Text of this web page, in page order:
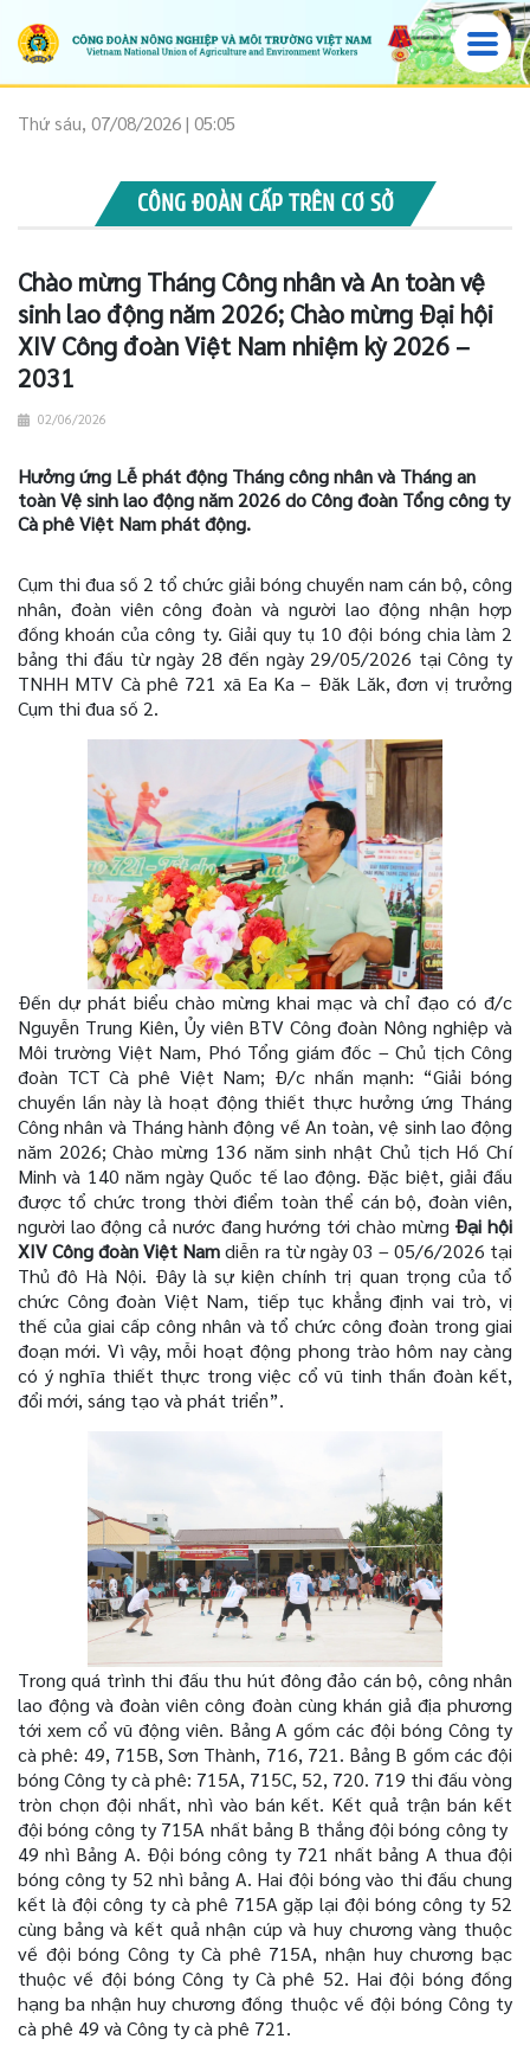
Thứ sáu, 07/08/2026 | 05:05
CÔNG ĐOÀN CẤP TRÊN CƠ SỞ
Chào mừng Tháng Công nhân và An toàn vệ
sinh lao động năm 2026; Chào mừng Đại hội
XIV Công đoàn Việt Nam nhiệm kỳ 2026 –
2031
02/06/2026
Hưởng ứng Lễ phát động Tháng công nhân và Tháng an
toàn Vệ sinh lao động năm 2026 do Công đoàn Tổng công ty
Cà phê Việt Nam phát động.
Cụm thi đua số 2 tổ chức giải bóng chuyền nam cán bộ, công
nhân, đoàn viên công đoàn và người lao động nhận hợp
đồng khoán của công ty. Giải quy tụ 10 đội bóng chia làm 2
bảng thi đấu từ ngày 28 đến ngày 29/05/2026 tại Công ty
TNHH MTV Cà phê 721 xã Ea Ka – Đăk Lăk, đơn vị trưởng
Cụm thi đua số 2.
Đến dự phát biểu chào mừng khai mạc và chỉ đạo có đ/c
Nguyễn Trung Kiên, Ủy viên BTV Công đoàn Nông nghiệp và
Môi trường Việt Nam, Phó Tổng giám đốc – Chủ tịch Công
đoàn TCT Cà phê Việt Nam; Đ/c nhấn mạnh: “Giải bóng
chuyền lần này là hoạt động thiết thực hưởng ứng Tháng
Công nhân và Tháng hành động về An toàn, vệ sinh lao động
năm 2026; Chào mừng 136 năm sinh nhật Chủ tịch Hồ Chí
Minh và 140 năm ngày Quốc tế lao động. Đặc biệt, giải đấu
được tổ chức trong thời điểm toàn thể cán bộ, đoàn viên,
người lao động cả nước đang hướng tới chào mừng Đại hội
XIV Công đoàn Việt Namdiễn ra từ ngày 03 – 05/6/2026 tại
Thủ đô Hà Nội. Đây là sự kiện chính trị quan trọng của tổ
chức Công đoàn Việt Nam, tiếp tục khẳng định vai trò, vị
thế của giai cấp công nhân và tổ chức công đoàn trong giai
đoạn mới. Vì vậy, mỗi hoạt động phong trào hôm nay càng
có ý nghĩa thiết thực trong việc cổ vũ tinh thần đoàn kết,
đổi mới, sáng tạo và phát triển”.
Trong quá trình thi đấu thu hút đông đảo cán bộ, công nhân
lao động và đoàn viên công đoàn cùng khán giả địa phương
tới xem cổ vũ động viên. Bảng A gồm các đội bóng Công ty
cà phê: 49, 715B, Sơn Thành, 716, 721. Bảng B gồm các đội
bóng Công ty cà phê: 715A, 715C, 52, 720. 719 thi đấu vòng
tròn chọn đội nhất, nhì vào bán kết. Kết quả trận bán kết
đội bóng công ty 715A nhất bảng B thắng đội bóng công ty
49 nhì Bảng A. Đội bóng công ty 721 nhất bảng A thua đội
bóng công ty 52 nhì bảng A. Hai đội bóng vào thi đấu chung
kết là đội công ty cà phê 715A gặp lại đội bóng công ty 52
cùng bảng và kết quả nhận cúp và huy chương vàng thuộc
về đội bóng Công ty Cà phê 715A, nhận huy chương bạc
thuộc về đội bóng Công ty Cà phê 52. Hai đội bóng đồng
hạng ba nhận huy chương đồng thuộc về đội bóng Công ty
cà phê 49 và Công ty cà phê 721.